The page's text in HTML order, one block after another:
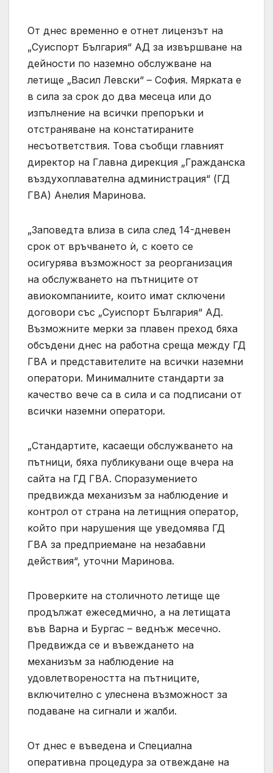
От днес временно е отнет лицензът на
„Суиспорт България“ АД за извършване на
дейности по наземно обслужване на
летище „Васил Левски“ – София. Мярката е
в сила за срок до два месеца или до
изпълнение на всички препоръки и
отстраняване на констатираните
несъответствия. Това съобщи главният
директор на Главна дирекция „Гражданска
въздухоплавателна администрация“ (ГД
ГВА) Анелия Маринова.
„Заповедта влиза в сила след 14-дневен
срок от връчването ѝ, с което се
осигурява възможност за реорганизация
на обслужването на пътниците от
авиокомпаниите, които имат сключени
договори със „Суиспорт България“ АД.
Възможните мерки за плавен преход бяха
обсъдени днес на работна среща между ГД
ГВА и представителите на всички наземни
оператори. Минималните стандарти за
качество вече са в сила и са подписани от
всички наземни оператори.
„Стандартите, касаещи обслужването на
пътници, бяха публикувани още вчера на
сайта на ГД ГВА. Споразумението
предвижда механизъм за наблюдение и
контрол от страна на летищния оператор,
който при нарушения ще уведомява ГД
ГВА за предприемане на незабавни
действия“, уточни Маринова.
Проверките на столичното летище ще
продължат ежеседмично, а на летищата
във Варна и Бургас – веднъж месечно.
Предвижда се и въвеждането на
механизъм за наблюдение на
удовлетвореността на пътниците,
включително с улеснена възможност за
подаване на сигнали и жалби.
От днес е въведена и Специална
оперативна процедура за отвеждане на